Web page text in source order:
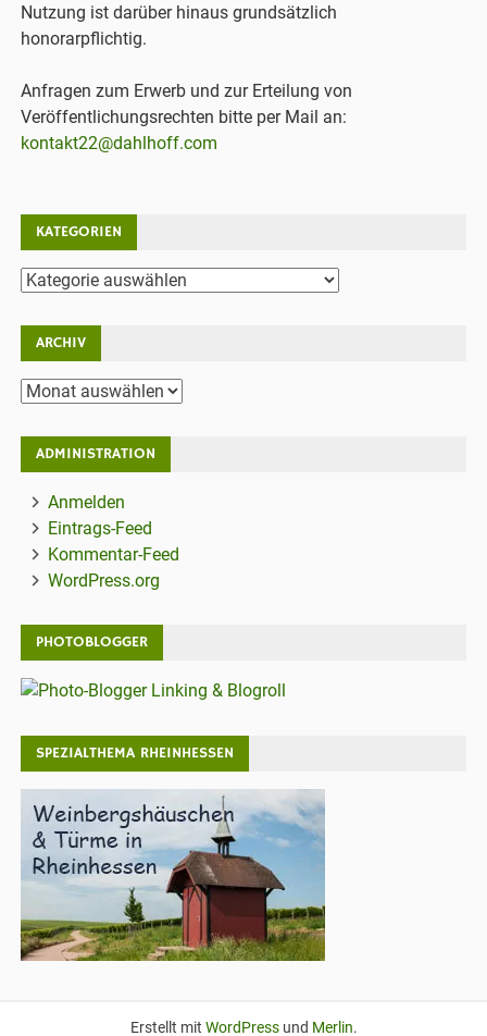
Nutzung ist darüber hinaus grundsätzlich
honorarpflichtig.
Anfragen zum Erwerb und zur Erteilung von
Veröffentlichungsrechten bitte per Mail an:
kontakt22@dahlhoff.com
KATEGORIEN
Kategorien
ARCHIV
Archiv
ADMINISTRATION
Anmelden
Eintrags-Feed
Kommentar-Feed
WordPress.org
PHOTOBLOGGER
SPEZIALTHEMA RHEINHESSEN
Erstellt mit WordPressund Merlin.